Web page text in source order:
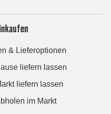
& Lieferoptionen
liefern lassen
liefern lassen
im Markt